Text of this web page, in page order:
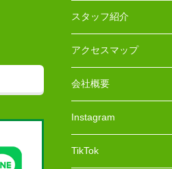
スタッフ紹介
アクセスマップ
会社概要
Instagram
TikTok